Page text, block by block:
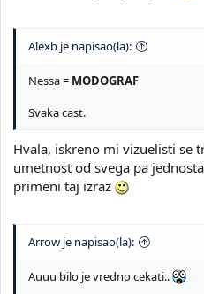
Alexb je napisao(la):
Nessa = MODOGRAF
Svaka cast.
Hvala, iskreno mi vizuelisti se
umetnost od svega pa
primeni taj izraz
Arrow je napisao(la):
Auuu bilo je vredno cekati..